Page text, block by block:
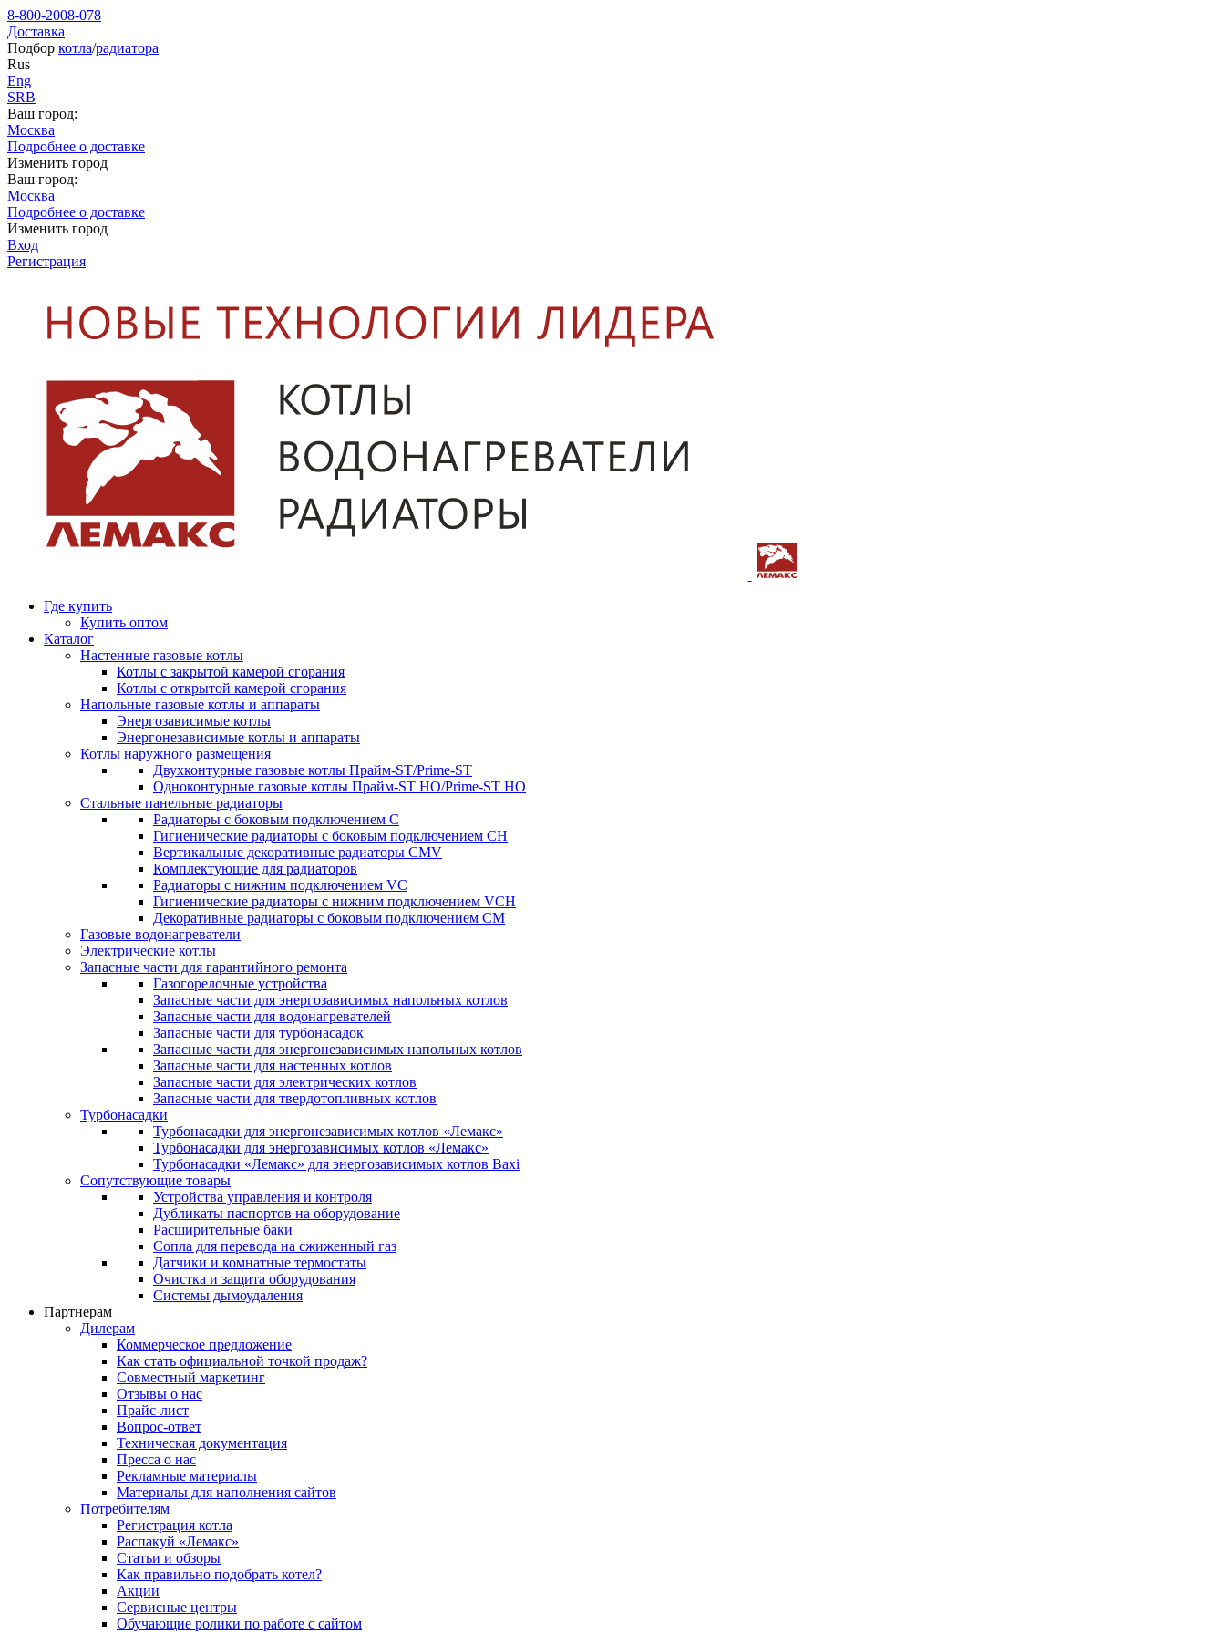
8-800-2008-078
Доставка
Подбор котла/радиатора
Rus
Eng
SRB
Ваш город:
Москва
Подробнее о доставке
Изменить город
Ваш город:
Москва
Подробнее о доставке
Изменить город
Вход
Регистрация
Где купить
Купить оптом
Каталог
Настенные газовые котлы
Котлы с закрытой камерой сгорания
Котлы с открытой камерой сгорания
Напольные газовые котлы и аппараты
Энергозависимые котлы
Энергонезависимые котлы и аппараты
Котлы наружного размещения
Двухконтурные газовые котлы Прайм-ST/Prime-ST
Одноконтурные газовые котлы Прайм-ST HO/Prime-ST HO
Стальные панельные радиаторы
Радиаторы c боковым подключением C
Гигиенические радиаторы c боковым подключением CH
Вертикальные декоративные радиаторы CMV
Комплектующие для радиаторов
Радиаторы c нижним подключением VC
Гигиенические радиаторы c нижним подключением VCH
Декоративные радиаторы с боковым подключением CM
Газовые водонагреватели
Электрические котлы
Запасные части для гарантийного ремонта
Газогорелочные устройства
Запасные части для энергозависимых напольных котлов
Запасные части для водонагревателей
Запасные части для турбонасадок
Запасные части для энергонезависимых напольных котлов
Запасные части для настенных котлов
Запасные части для электрических котлов
Запасные части для твердотопливных котлов
Турбонасадки
Турбонасадки для энергонезависимых котлов «Лемакс»
Турбонасадки для энергозависимых котлов «Лемакс»
Турбонасадки «Лемакс» для энергозависимых котлов Baxi
Сопутствующие товары
Устройства управления и контроля
Дубликаты паспортов на оборудование
Расширительные баки
Сопла для перевода на сжиженный газ
Датчики и комнатные термостаты
Очистка и защита оборудования
Системы дымоудаления
Партнерам
Дилерам
Коммерческое предложение
Как стать официальной точкой продаж?
Совместный маркетинг
Отзывы о нас
Прайс-лист
Вопрос-ответ
Техническая документация
Пресса о нас
Рекламные материалы
Материалы для наполнения сайтов
Потребителям
Регистрация котла
Распакуй «Лемакс»
Статьи и обзоры
Как правильно подобрать котел?
Акции
Сервисные центры
Обучающие ролики по работе с сайтом